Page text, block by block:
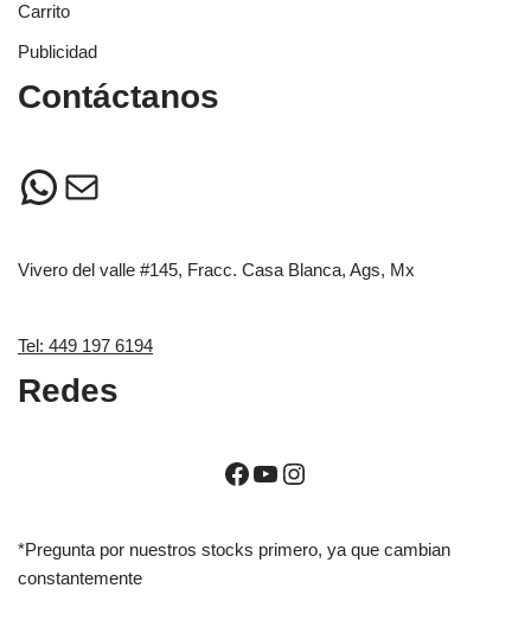
Carrito
Publicidad
Contáctanos
Vivero del valle #145, Fracc. Casa Blanca, Ags, Mx
Tel: 449 197 6194
Redes
*Pregunta por nuestros stocks primero, ya que cambian
constantemente